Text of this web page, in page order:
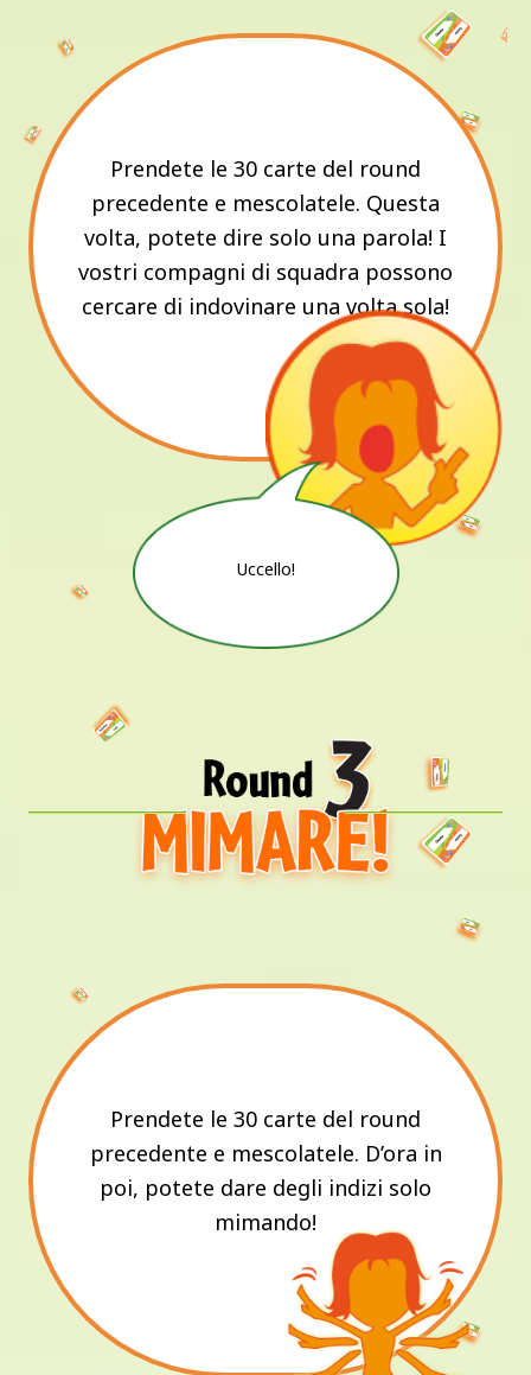
Prendete le 30 carte del round
precedente e mescolatele. Questa
volta, potete dire solo una parola! I
vostri compagni di squadra possono
cercare di indovinare una volta sola!
Uccello!
Prendete le 30 carte del round
precedente e mescolatele. D’ora in
poi, potete dare degli indizi solo
mimando!